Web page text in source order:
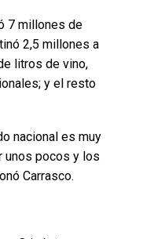
7 millones de
2,5 millones a
litros de vino,
y el resto
nacional es muy
unos pocos y los
Carrasco.